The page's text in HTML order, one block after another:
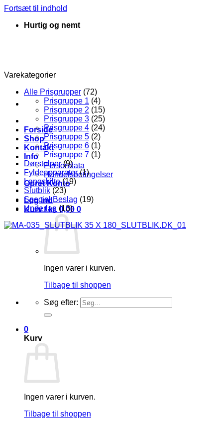
Fortsæt til indhold
Hurtig og nemt
Forside
Shop
Kontakt
Info
Persondata
Handelsbetingelser
Opret Konto
Log ind
Kurv /kr. 0,00 0
Ingen varer i kurven.
Tilbage til shoppen
Søg efter:
0
Kurv
Ingen varer i kurven.
Tilbage til shoppen
Varekategorier
Alle Prisgrupper (72)
Prisgruppe 1 (4)
Prisgruppe 2 (15)
Prisgruppe 3 (25)
Prisgruppe 4 (24)
Prisgruppe 5 (2)
Prisgruppe 6 (1)
Prisgruppe 7 (1)
Dørstolper (9)
Fyldeapparater (1)
Langskilte (19)
Slutblik (23)
Special Beslag (19)
Underlag (13)